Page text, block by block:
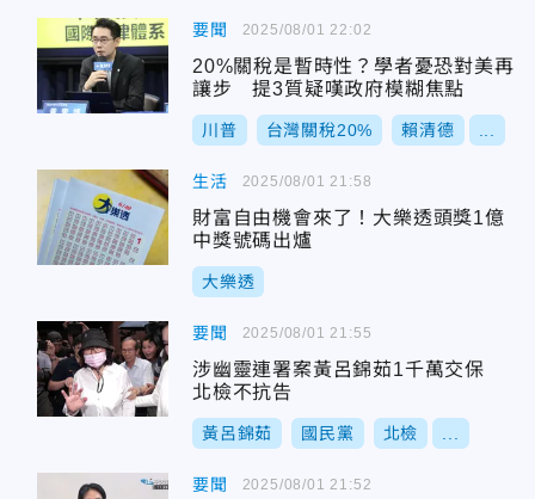
要聞
20%關稅是暫時性？學者憂恐對美再
讓步 提3質疑嘆政府模糊焦點
川普 台灣關稅20% 賴清德
2025/08/01 22:02
生活
財富自由機會來了！大樂透頭獎1億
中獎號碼出爐
大樂透
2025/08/01 21:58
要聞
涉幽靈連署案黃呂錦茹1千萬交保
北檢不抗告
黃呂錦茹 國民黨 北檢
2025/08/01 21:55
要聞 2025/08/01 21:52